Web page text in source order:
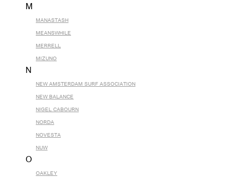
M
MANASTASH
MEANSWHILE
MERRELL
MIZUNO
N
NEW AMSTERDAM SURF ASSOCIATION
NEW BALANCE
NIGEL CABOURN
NORDA
NOVESTA
NUW
O
OAKLEY